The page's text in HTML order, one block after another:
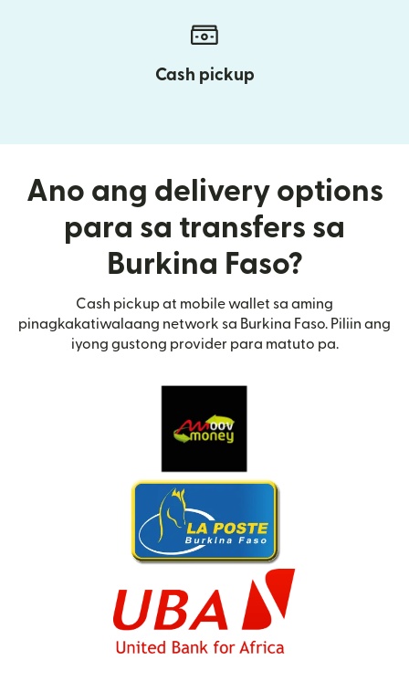
Cash pickup
Ano ang delivery options
para sa transfers sa
Burkina Faso?
Cash pickup at mobile wallet sa aming
pinagkakatiwalaang network sa Burkina Faso. Piliin ang
iyong gustong provider para matuto pa.